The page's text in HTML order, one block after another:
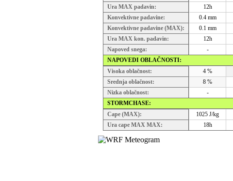
Ura MAX padavin:
12h
Konvektivne padavine:
0.4 mm
Konvektivne padavine (MAX):
0.1 mm
Ura MAX kon. padavin:
12h
Napoved snega:
-
NAPOVEDI OBLAČNOSTI:
Visoka oblačnost:
4 %
Srednja oblačnost:
8 %
Nizka oblačnost:
-
STORMCHASE:
Cape (MAX):
1025 J/kg
Ura cape MAX MAX:
18h